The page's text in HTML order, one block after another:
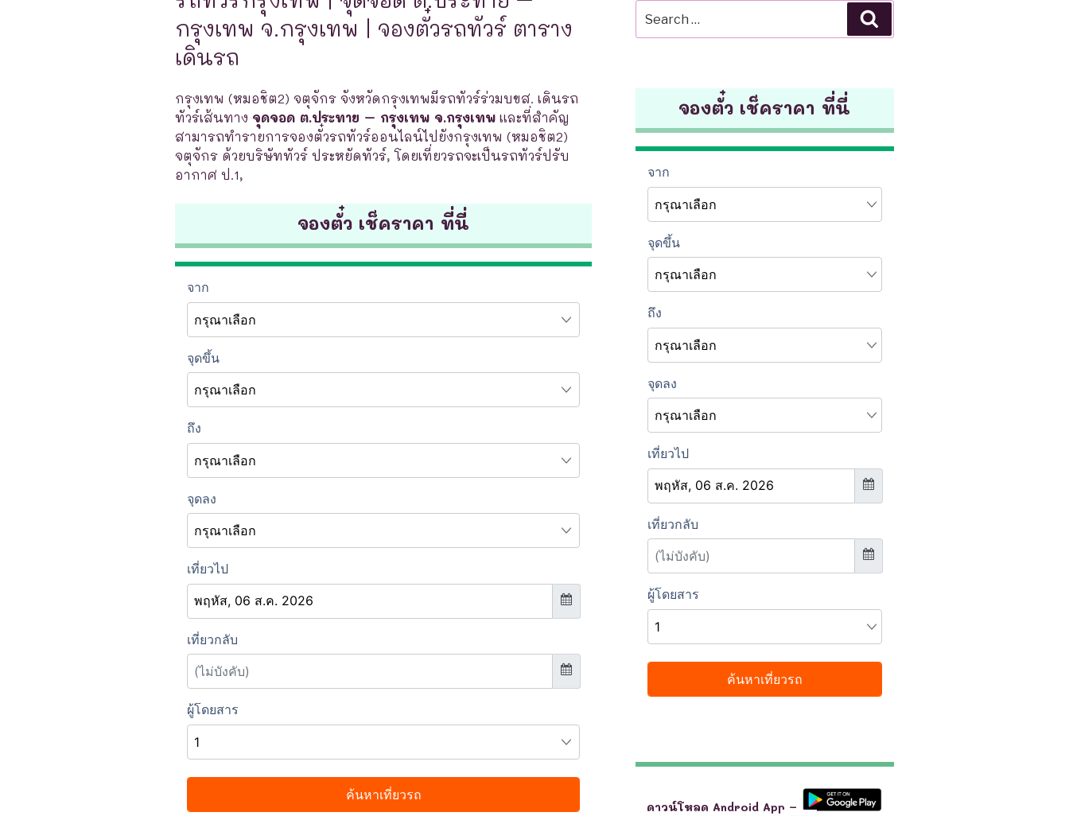
กรุงเทพ จ.กรุงเทพ | จองตั๋วรถทัวร์ ตาราง
เดินรถ
กรุงเทพ (หมอชิต2) จตุจักร จังหวัดกรุงเทพมีรถทัวร์ร่วมบขส. เดินรถ
ทัวร์เส้นทาง จุดจอด ต.ประทาย – กรุงเทพ จ.กรุงเทพ และที่สำคัญ
สามารถทำรายการจองตั๋วรถทัวร์ออนไลน์ไปยังกรุงเทพ (หมอชิต2)
จตุจักร ด้วยบริษัททัวร์ ประหยัดทัวร์, โดยเที่ยวรถจะเป็นรถทัวร์ปรับ
อากาศ ป.1,
จองตั๋ว เช็คราคา ที่นี่
for:
จองตั๋ว เช็คราคา ที่นี่
ดาวน์โหลด Android App –